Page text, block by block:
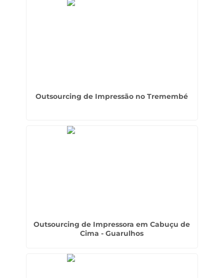
Outsourcing de Impressão no Tremembé
Outsourcing de Impressora em Cabuçu de
Cima - Guarulhos